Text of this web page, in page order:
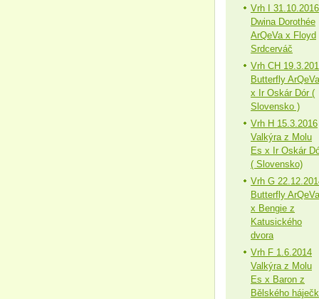
Vrh I 31.10.2016
Dwina Dorothée
ArQeVa x Floyd
Srdcerváč
Vrh CH
Butterfly ArQeVa
x Ir Oskár Dór (
Slovensko )
Vrh H 15.3.2016
Valkýra z Molu
Es x Ir Oskár
( Slovensko)
Vrh G
Butterfly ArQeVa
x Bengie z
Katusického
dvora
Vrh F 1.6.2014
Valkýra z Molu
Es x Baron z
Bělského